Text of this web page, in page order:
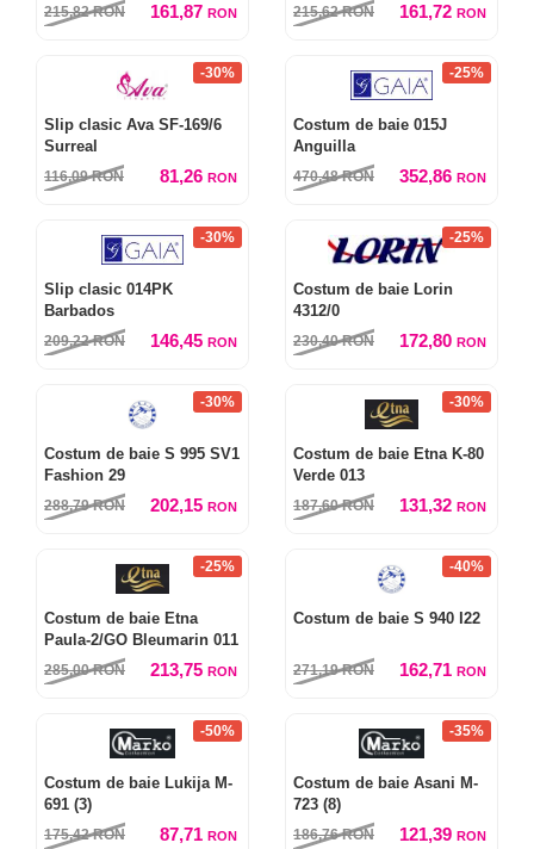
215,82RON 161,87 RON 215,62RON 161,72 RON
-30%
Slip clasic Ava SF-169/6
Surreal
116,09RON 81,26 RON
-25%
Costum de baie 015J
Anguilla
470,48RON 352,86 RON
-30%
Slip clasic 014PK
Barbados
209,22RON 146,45 RON
-25%
Costum de baie Lorin
4312/0
230,40RON 172,80 RON
-30%
Costum de baie S 995 SV1
Fashion 29
288,79RON 202,15 RON
-30%
Costum de baie Etna K-80
Verde 013
187,60RON 131,32 RON
-25%
Costum de baie Etna
Paula-2/GO Bleumarin 011
285,00RON 213,75 RON
-40%
Costum de baie S 940 I22
271,19RON 162,71 RON
-50%
Costum de baie Lukija M-
691 (3)
175,42RON 87,71 RON
-35%
Costum de baie Asani M-
723 (8)
186,76RON 121,39 RON